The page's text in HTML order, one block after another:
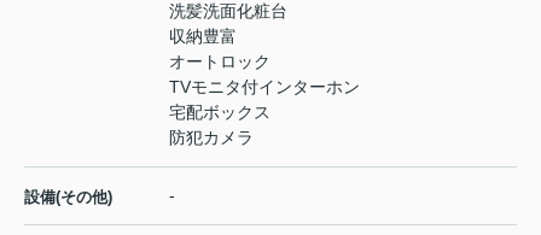
洗髪洗面化粧台
収納豊富
オートロック
TVモニタ付インターホン
宅配ボックス
防犯カメラ
設備(その他) -